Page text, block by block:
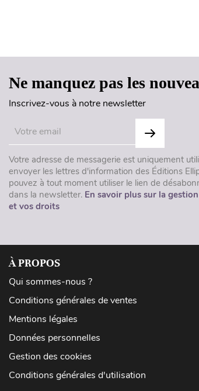
Ne manquez pas les
Inscrivez-vous à notre newsletter
Votre adresse de messagerie est uniquement
envoyer les lettres d'information des Éditions
pouvez à tout moment utiliser le lien de
dans la newsletter. En savoir plus sur la
et vos droits
À PROPOS
Qui sommes-nous ?
Conditions générales de ventes
Mentions légales
Données personnelles
Gestion des cookies
Conditions générales d'utilisation